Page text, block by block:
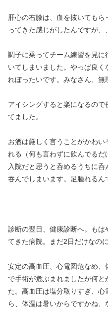
肝心の右膝は、血を抜いても
ってきた感じがしたんですが、
調子に乗ってチーム練習を見
いてしまいました。やっぱ良
れぼったいです。みなさん、無
アイシングすると楽になるの
てました。
お酒は厳しく言うことがかわい
れる（何も言わずに飲んでる
入院だと思うと呑めるうちに呑
吞んでしまいます。足腫れるん
診断の翌日、健康診断へ。も
てきた病院。まだ2日だけなのに
安定の高血圧、心電図危なめ、
で手術が危ぶまれましたが何
た。高血圧は塩分取りすぎ、
ら、体温は暑いからですかね